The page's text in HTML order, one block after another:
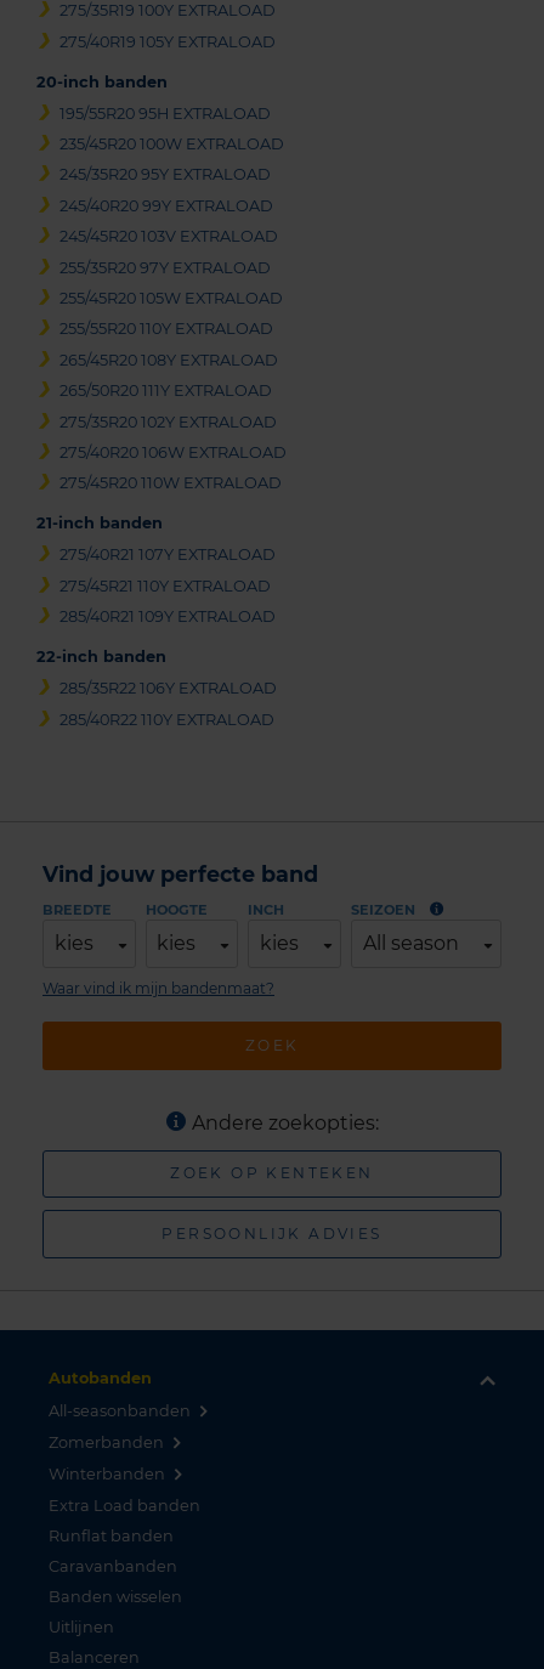
275/35R19 100Y EXTRALOAD
275/40R19 105Y EXTRALOAD
20-inch banden
195/55R20 95H EXTRALOAD
235/45R20 100W EXTRALOAD
245/35R20 95Y EXTRALOAD
245/40R20 99Y EXTRALOAD
245/45R20 103V EXTRALOAD
255/35R20 97Y EXTRALOAD
255/45R20 105W EXTRALOAD
255/55R20 110Y EXTRALOAD
265/45R20 108Y EXTRALOAD
265/50R20 111Y EXTRALOAD
275/35R20 102Y EXTRALOAD
275/40R20 106W EXTRALOAD
275/45R20 110W EXTRALOAD
21-inch banden
275/40R21 107Y EXTRALOAD
275/45R21 110Y EXTRALOAD
285/40R21 109Y EXTRALOAD
22-inch banden
285/35R22 106Y EXTRALOAD
285/40R22 110Y EXTRALOAD
Vind jouw perfecte band
BREEDTE
kies
HOOGTE
kies
INCH
kies
SEIZOEN
All season
ZOEK
Waar vind ik mijn bandenmaat?
Andere zoekopties:
ZOEK OP KENTEKEN
PERSOONLIJK ADVIES
Autobanden
All-seasonbanden
Zomerbanden
Winterbanden
Extra Load banden
Runflat banden
Caravanbanden
Banden wisselen
Uitlijnen
Balanceren